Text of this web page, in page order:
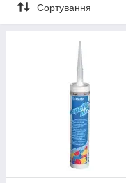
Сортування